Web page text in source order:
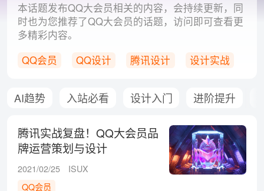
本话题发布QQ大会员相关的内容，会持续更新，同
时也为您推荐了QQ大会员的话题，访问即可查看更
多精彩内容。
QQ会员
QQ设计 腾讯设计 设计实战
AI趋势 入站必看 设计入门 进阶提升
腾讯实战复盘！QQ大会员品
牌运营策划与设计
2021/02/25
ISUX
QQ会员